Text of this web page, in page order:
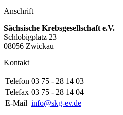
Anschrift
Sächsische Krebsgesellschaft e.V.
Schlobigplatz 23
08056 Zwickau
Kontakt
Telefon 03 75 - 28 14 03
Telefax 03 75 - 28 14 04
E-Mail info@skg-ev.de